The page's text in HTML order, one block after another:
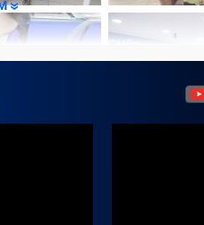
những bộ phận bên
Toshiba Satellite L635 (đã
để bảo vệ các linh kiện bên